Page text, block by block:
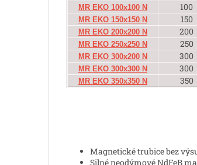
MR EKO 100x100 N 100
MR EKO 150x150 N 150
MR EKO 200x200 N 200
MR EKO 250x250 N 250
MR EKO 300x200 N 300
MR EKO 300x300 N 300
MR EKO 350x350 N 350
Magnetické trubice bez
Silné neodýmové NdFeB